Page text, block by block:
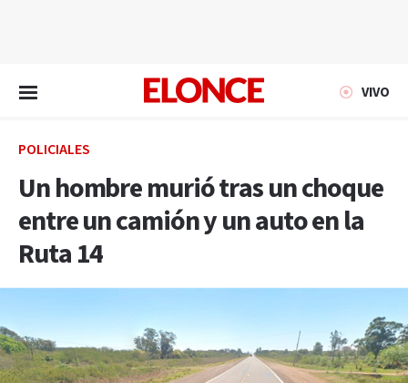
VIVO
POLICIALES
Un hombre murió tras un choque
entre un camión y un auto en la
Ruta 14